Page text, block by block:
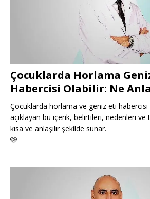
Çocuklarda Horlama
Habercisi Olabilir: Ne
Çocuklarda horlama ve geniz eti habercisi
açıklayan bu içerik, belirtileri, nedenleri ve
kısa ve anlaşılır şekilde sunar.
🩷